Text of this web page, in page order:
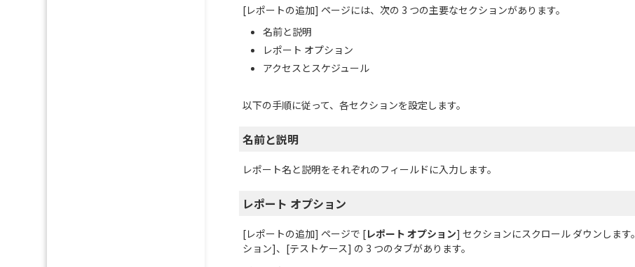
[レポートの追加] ページには、次の 3 つの主要なセクションがあります。
名前と説明
レポート オプション
アクセスとスケジュール
以下の手順に従って、各セクションを設定します。
名前と説明
レポート名と説明をそれぞれのフィールドに入力します。
レポート オプション
[レポートの追加] ページで [レポート オプション] セクションにスクロール ダウンします。
ション]、[テストケース] の 3 つのタブがあります。